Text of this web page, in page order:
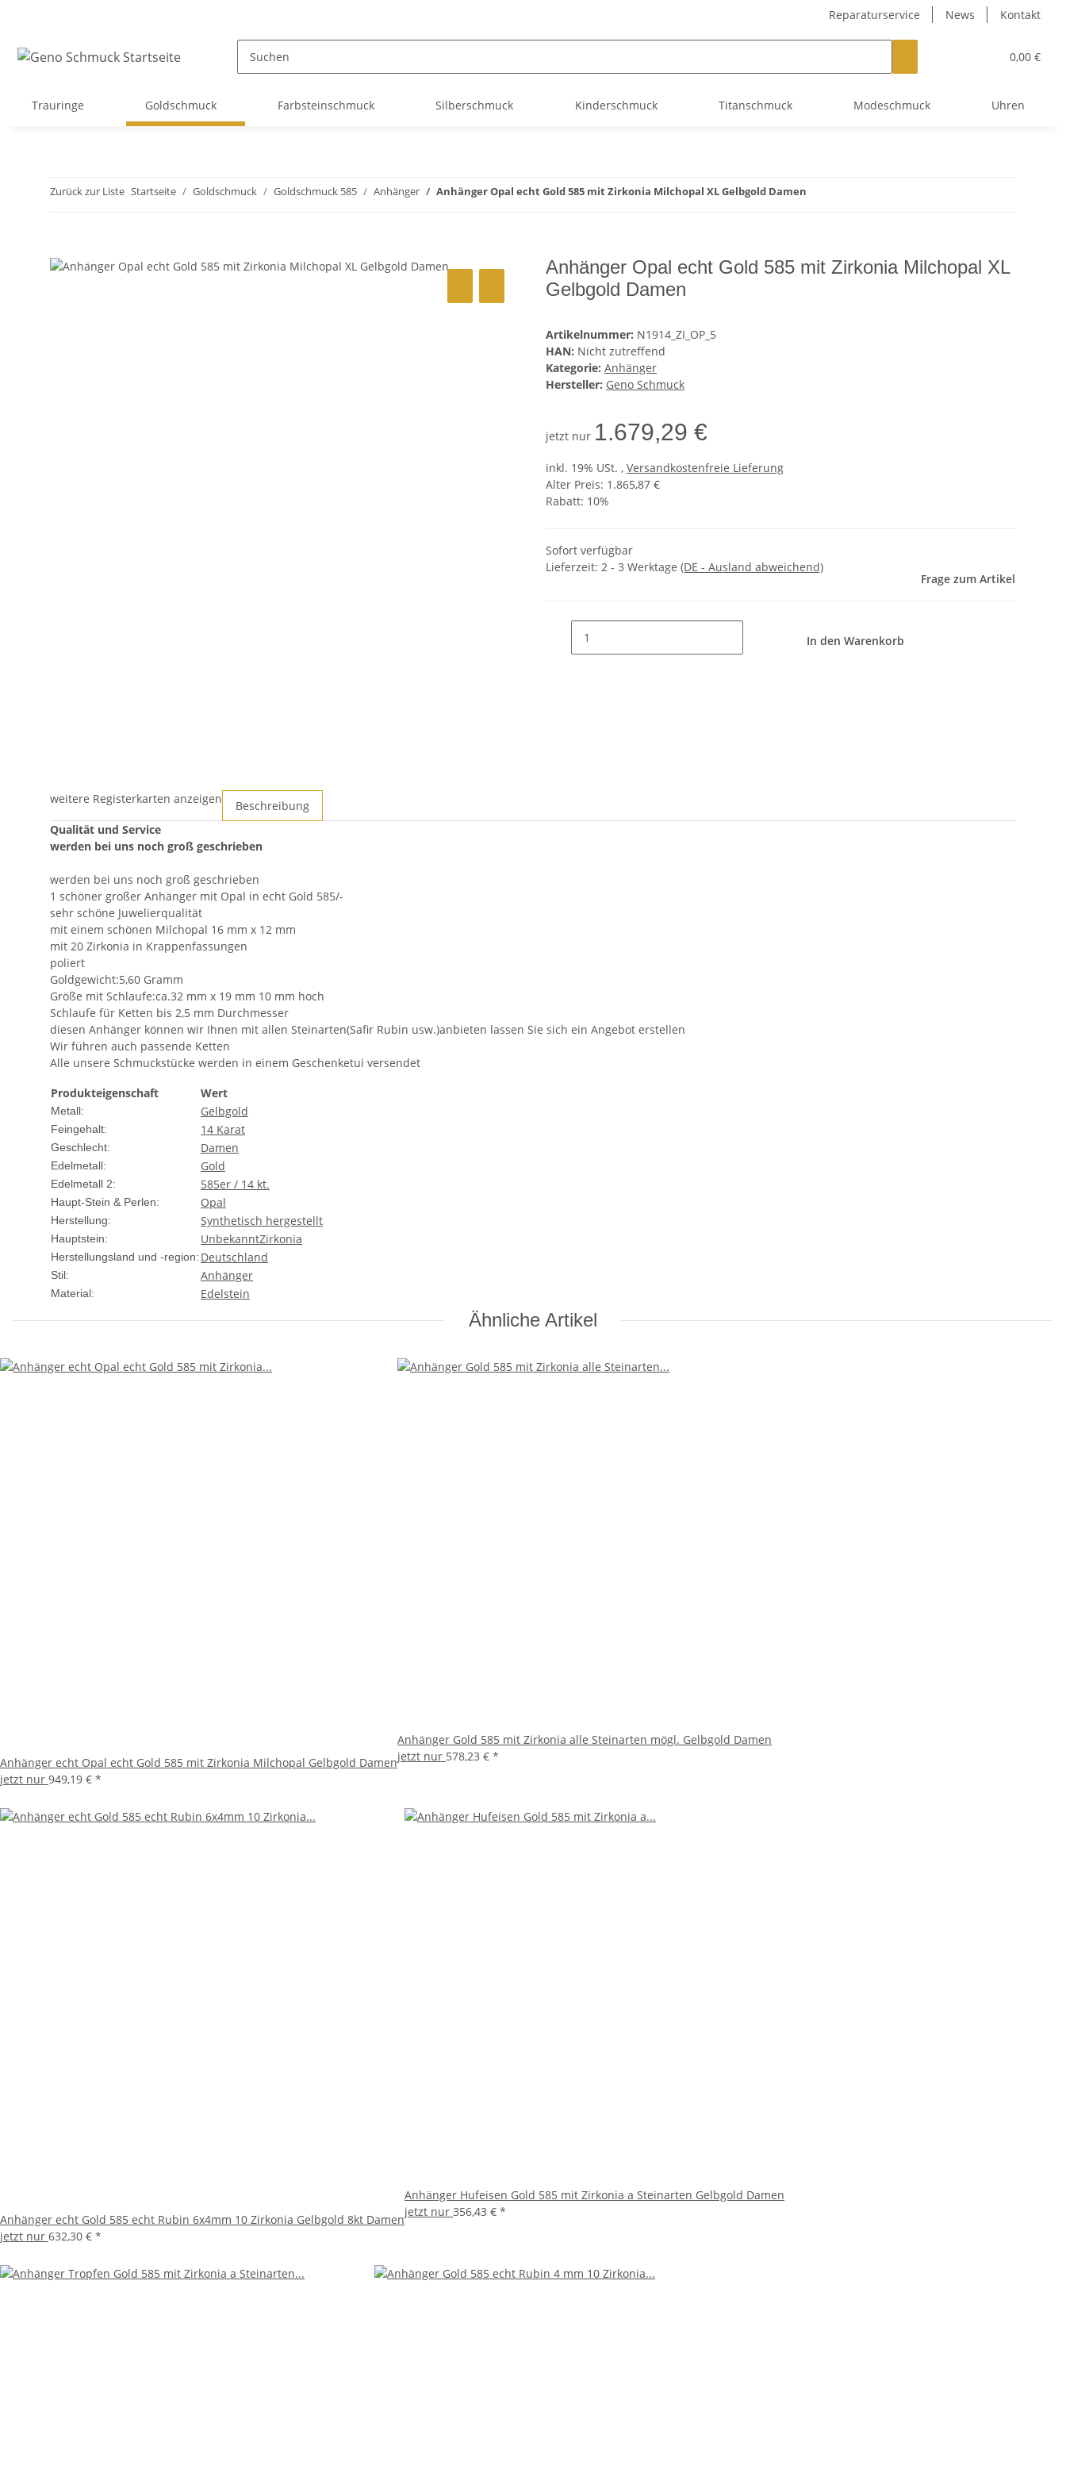
Reparaturservice News Kontakt
0,00 €
Trauringe Goldschmuck Farbsteinschmuck Silberschmuck Kinderschmuck Titanschmuck Modeschmuck Uhren
Zurück zur Liste Startseite Goldschmuck Goldschmuck 585 Anhänger Anhänger Opal echt Gold 585 mit Zirkonia Milchopal XL Gelbgold Damen
Anhänger Opal echt Gold 585 mit Zirkonia Milchopal XL
Gelbgold Damen
Artikelnummer: N1914_ZI_OP_5
HAN: Nicht zutreffend
Kategorie: Anhänger
Hersteller: Geno Schmuck
jetzt nur 1.679,29 €
inkl. 19% USt. , Versandkostenfreie Lieferung
Alter Preis: 1.865,87 €
Rabatt: 10%
Sofort verfügbar
Lieferzeit: 2 - 3 Werktage (DE - Ausland abweichend)
Frage zum Artikel
In den Warenkorb
weitere Registerkarten anzeigen
Beschreibung
Qualität und Service
werden bei uns noch groß geschrieben
werden bei uns noch groß geschrieben
1 schöner großer Anhänger mit Opal in echt Gold 585/-
sehr schöne Juwelierqualität
mit einem schönen Milchopal 16 mm x 12 mm
mit 20 Zirkonia in Krappenfassungen
poliert
Goldgewicht:5,60 Gramm
Größe mit Schlaufe:ca.32 mm x 19 mm 10 mm hoch
Schlaufe für Ketten bis 2,5 mm Durchmesser
diesen Anhänger können wir Ihnen mit allen Steinarten(Safir Rubin usw.)anbieten lassen Sie sich ein Angebot erstellen
Wir führen auch passende Ketten
Alle unsere Schmuckstücke werden in einem Geschenketui versendet
Produkteigenschaft
Wert
Metall: Gelbgold
Feingehalt: 14 Karat
Geschlecht: Damen
Edelmetall: Gold
Edelmetall 2: 585er / 14 kt.
Haupt-Stein & Perlen: Opal
Herstellung: Synthetisch hergestellt
Hauptstein: UnbekanntZirkonia
Herstellungsland und -region: Deutschland
Stil: Anhänger
Material: Edelstein
Ähnliche Artikel
Anhänger echt Opal echt Gold 585 mit Zirkonia Milchopal Gelbgold Damen
jetzt nur 949,19 € *
Anhänger Gold 585 mit Zirkonia alle Steinarten mögl. Gelbgold Damen
jetzt nur 578,23 € *
Anhänger echt Gold 585 echt Rubin 6x4mm 10 Zirkonia Gelbgold 8kt Damen
jetzt nur 632,30 € *
Anhänger Hufeisen Gold 585 mit Zirkonia a Steinarten Gelbgold Damen
jetzt nur 356,43 € *